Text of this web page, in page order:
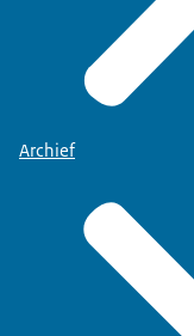
Archief